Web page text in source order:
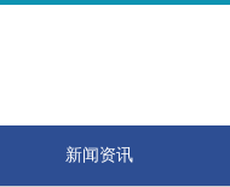
新闻资讯